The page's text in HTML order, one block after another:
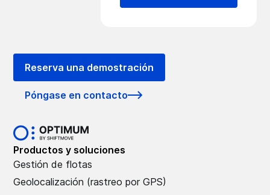
Reserva una demostración
Póngase en contacto
Productos y soluciones
Gestión de flotas
Geolocalización (rastreo por GPS)